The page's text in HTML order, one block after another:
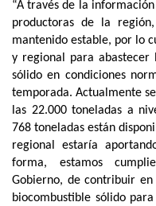
“A través de la
productoras de la
mantenido estable, por lo
y regional para abastecer
sólido en condiciones
temporada. Actualmente
las 22.000 toneladas a
768 toneladas están
regional estaría
forma, estamos
Gobierno, de contribuir
biocombustible sólido